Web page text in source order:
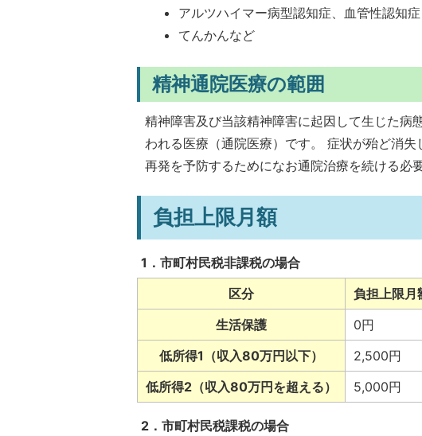
アルツハイマー病型認知症、血管性認知症
てんかんなど
精神通院医療の範囲
精神障害及び当該精神障害に起因して生じた病
われる医療（通院医療）です。 症状が殆ど消失
再発を予防するためになお通院治療を続ける必
負担上限月額
1．市町村民税非課税の場合
区分
負担上限月
生活保護
0円
低所得1（収入80万円以下）
2,500円
低所得2（収入80万円を超える）
5,000円
2．市町村民税課税の場合